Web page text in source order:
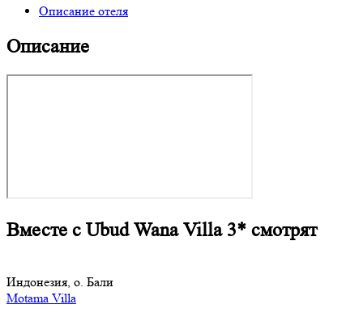
Описание отеля
Описание
Вместе с Ubud Wana Villa 3* смотрят
Индонезия, о. Бали
Motama Villa